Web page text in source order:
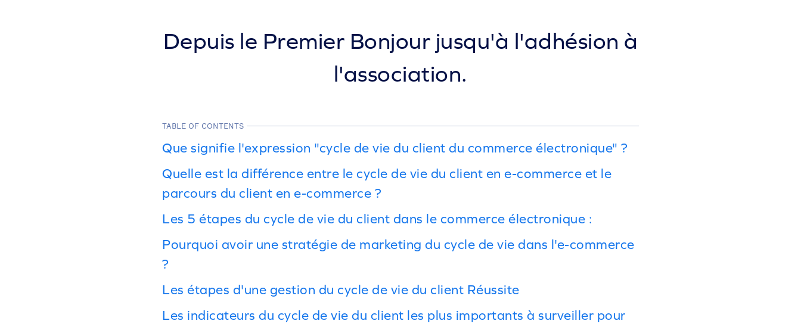
Depuis le Premier Bonjour jusqu'à l'adhésion à
l'association.
TABLE OF CONTENTS
Que signifie l'expression "cycle de vie du client du commerce électronique" ?
Quelle est la différence entre le cycle de vie du client en e-commerce et le
parcours du client en e-commerce ?
Les 5 étapes du cycle de vie du client dans le commerce électronique :
Pourquoi avoir une stratégie de marketing du cycle de vie dans l'e-commerce
?
Les étapes d'une gestion du cycle de vie du client Réussite
Les indicateurs du cycle de vie du client les plus importants à surveiller pour